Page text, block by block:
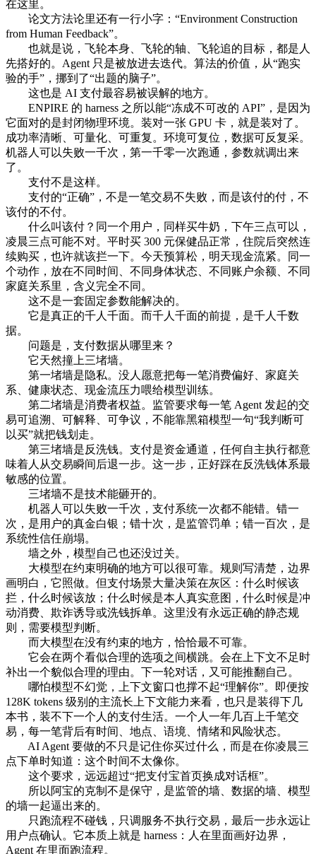
在这里。
论文方法论里还有一行小字：“Environment Construction
from Human Feedback”。
也就是说，飞轮本身、飞轮的轴、飞轮追的目标，都是人
先搭好的。Agent 只是被放进去迭代。算法的价值，从“跑实
验的手”，挪到了“出题的脑子”。
这也是 AI 支付最容易被误解的地方。
ENPIRE 的 harness 之所以能“冻成不可改的 API”，是因为
它面对的是封闭物理环境。装对一张 GPU 卡，就是装对了。
成功率清晰、可量化、可重复。环境可复位，数据可反复采。
机器人可以失败一千次，第一千零一次跑通，参数就调出来
了。
支付不是这样。
支付的“正确”，不是一笔交易不失败，而是该付的付，不
该付的不付。
什么叫该付？同一个用户，同样买牛奶，下午三点可以，
凌晨三点可能不对。平时买 300 元保健品正常，住院后突然连
续购买，也许就该拦一下。今天预算松，明天现金流紧。同一
个动作，放在不同时间、不同身体状态、不同账户余额、不同
家庭关系里，含义完全不同。
这不是一套固定参数能解决的。
它是真正的千人千面。而千人千面的前提，是千人千数
据。
问题是，支付数据从哪里来？
它天然撞上三堵墙。
第一堵墙是隐私。没人愿意把每一笔消费偏好、家庭关
系、健康状态、现金流压力喂给模型训练。
第二堵墙是消费者权益。监管要求每一笔 Agent 发起的交
易可追溯、可解释、可争议，不能靠黑箱模型一句“我判断可
以买”就把钱划走。
第三堵墙是反洗钱。支付是资金通道，任何自主执行都意
味着人从交易瞬间后退一步。这一步，正好踩在反洗钱体系最
敏感的位置。
三堵墙不是技术能砸开的。
机器人可以失败一千次，支付系统一次都不能错。错一
次，是用户的真金白银；错十次，是监管罚单；错一百次，是
系统性信任崩塌。
墙之外，模型自己也还没过关。
大模型在约束明确的地方可以很可靠。规则写清楚，边界
画明白，它照做。但支付场景大量决策在灰区：什么时候该
拦，什么时候该放；什么时候是本人真实意图，什么时候是冲
动消费、欺诈诱导或洗钱拆单。这里没有永远正确的静态规
则，需要模型判断。
而大模型在没有约束的地方，恰恰最不可靠。
它会在两个看似合理的选项之间横跳。会在上下文不足时
补出一个貌似合理的理由。下一轮对话，又可能推翻自己。
哪怕模型不幻觉，上下文窗口也撑不起“理解你”。即便按
128K tokens 级别的主流长上下文能力来看，也只是装得下几
本书，装不下一个人的支付生活。一个人一年几百上千笔交
易，每一笔背后有时间、地点、语境、情绪和风险状态。
AI Agent 要做的不只是记住你买过什么，而是在你凌晨三
点下单时知道：这个时间不太像你。
这个要求，远远超过“把支付宝首页换成对话框”。
所以阿宝的克制不是保守，是监管的墙、数据的墙、模型
的墙一起逼出来的。
只跑流程不碰钱，只调服务不执行交易，最后一步永远让
用户点确认。它本质上就是 harness：人在里面画好边界，
Agent 在里面跑流程。